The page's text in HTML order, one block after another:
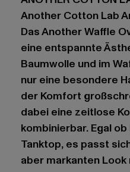
Another Cotton Lab
Das Another Waffle
eine entspannte
Baumwolle und im
nur eine besondere
der Komfort
dabei eine zeitlose
kombinierbar. Egal
Tanktop, es passt
aber markanten Look